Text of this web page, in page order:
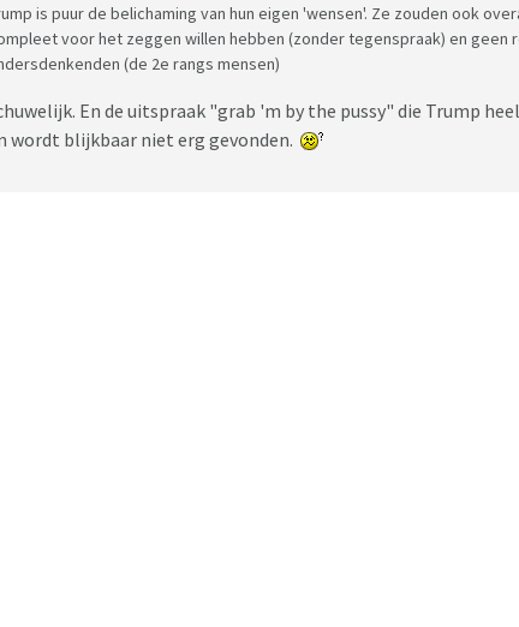
is puur de belichaming van hun eigen 'wensen'. Ze zouden ook
voor het zeggen willen hebben (zonder tegenspraak) en geen
(de 2e rangs mensen)
En de uitspraak "grab 'm by the pussy" die Trump
wordt blijkbaar niet erg gevonden.